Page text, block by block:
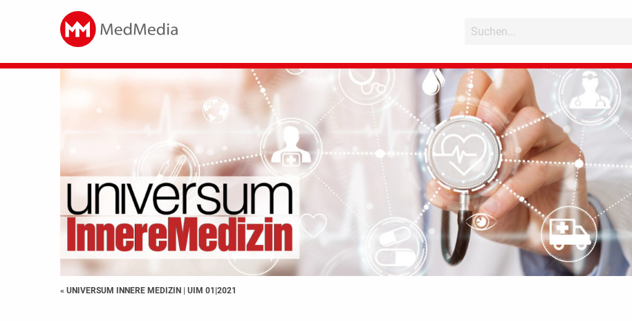
« UNIVERSUM INNERE MEDIZIN | UIM 01|2021